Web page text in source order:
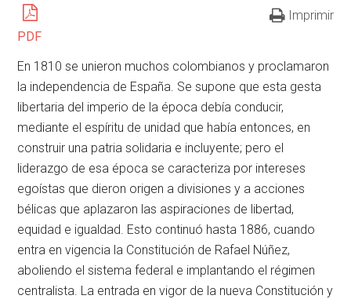
PDF
Imprimir
En 1810 se unieron muchos colombianos y proclamaron
la independencia de España. Se supone que esta gesta
libertaria del imperio de la época debía conducir,
mediante el espíritu de unidad que había entonces, en
construir una patria solidaria e incluyente; pero el
liderazgo de esa época se caracteriza por intereses
egoístas que dieron origen a divisiones y a acciones
bélicas que aplazaron las aspiraciones de libertad,
equidad e igualdad. Esto continuó hasta 1886, cuando
entra en vigencia la Constitución de Rafael Núñez,
aboliendo el sistema federal e implantando el régimen
centralista. La entrada en vigor de la nueva Constitución y